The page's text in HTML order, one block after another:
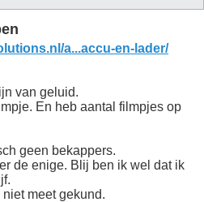
a...accu-en-lader/
van geluid.
En heb aantal filmpjes op
geen bekappers.
de enige. Blij ben ik wel dat ik
meet gekund.